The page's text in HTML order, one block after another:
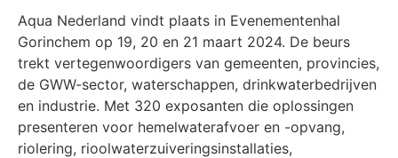
Aqua Nederland vindt plaats in Evenementenhal
Gorinchem op 19, 20 en 21 maart 2024. De beurs
trekt vertegenwoordigers van gemeenten, provincies,
de GWW-sector, waterschappen, drinkwaterbedrijven
en industrie. Met 320 exposanten die oplossingen
presenteren voor hemelwaterafvoer en -opvang,
riolering, rioolwaterzuiveringsinstallaties,